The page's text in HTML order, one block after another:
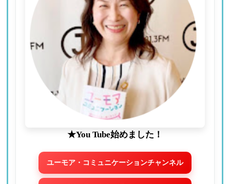
★You Tube始めました！
ユーモア・コミュニケーションチャンネル